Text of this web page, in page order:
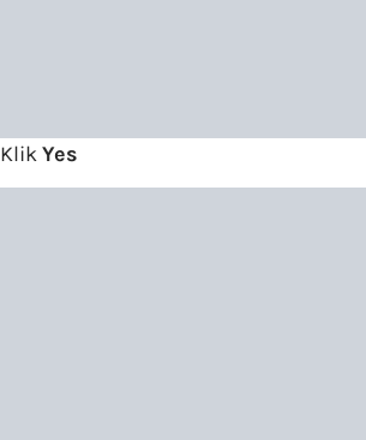
KlikYes